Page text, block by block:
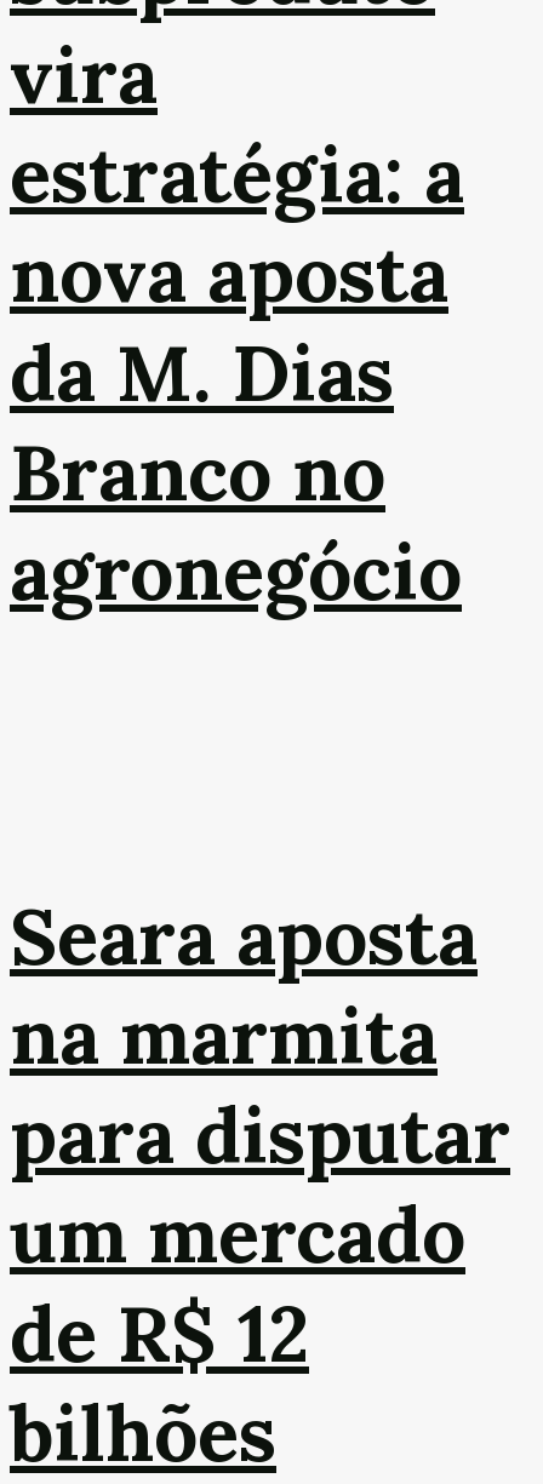
vira
estratégia: a
nova aposta
da M. Dias
Branco no
agronegócio
Seara aposta
na marmita
para disputar
um mercado
de R$ 12
bilhões